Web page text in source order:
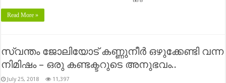
Read More »
സ്വന്തം ജോലിയോട് കണ്ണുനീർ ഒഴുക്കേണ്ടി വന്ന
നിമിഷം – ഒരു കണ്ടക്ടറുടെ അനുഭവം..
July 25, 2018 11,397